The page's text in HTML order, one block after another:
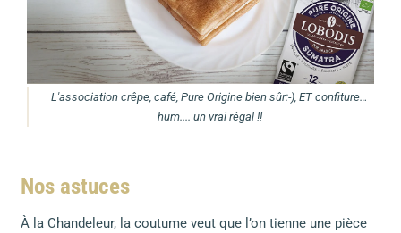
L'association crêpe, café, Pure Origine bien sûr:-), ET confiture…
hum.... un vrai régal !!
Nos astuces
À la Chandeleur, la coutume veut que l’on tienne une pièce